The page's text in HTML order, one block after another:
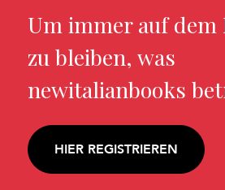
Um immer auf dem
zu bleiben, was
newitalianbooks
HIER REGISTRIEREN